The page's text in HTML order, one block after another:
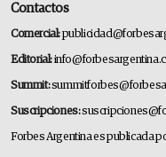
Contactos
Comercial:
Editorial:
Summit:
Suscripciones:
Forbes Argentina es publicada